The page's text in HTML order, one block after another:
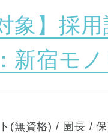
象】採
新宿モ
(無資格) / 園長 /